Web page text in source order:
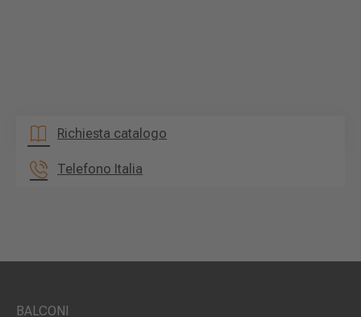
Richiesta catalogo
Telefono Italia
BALCONI